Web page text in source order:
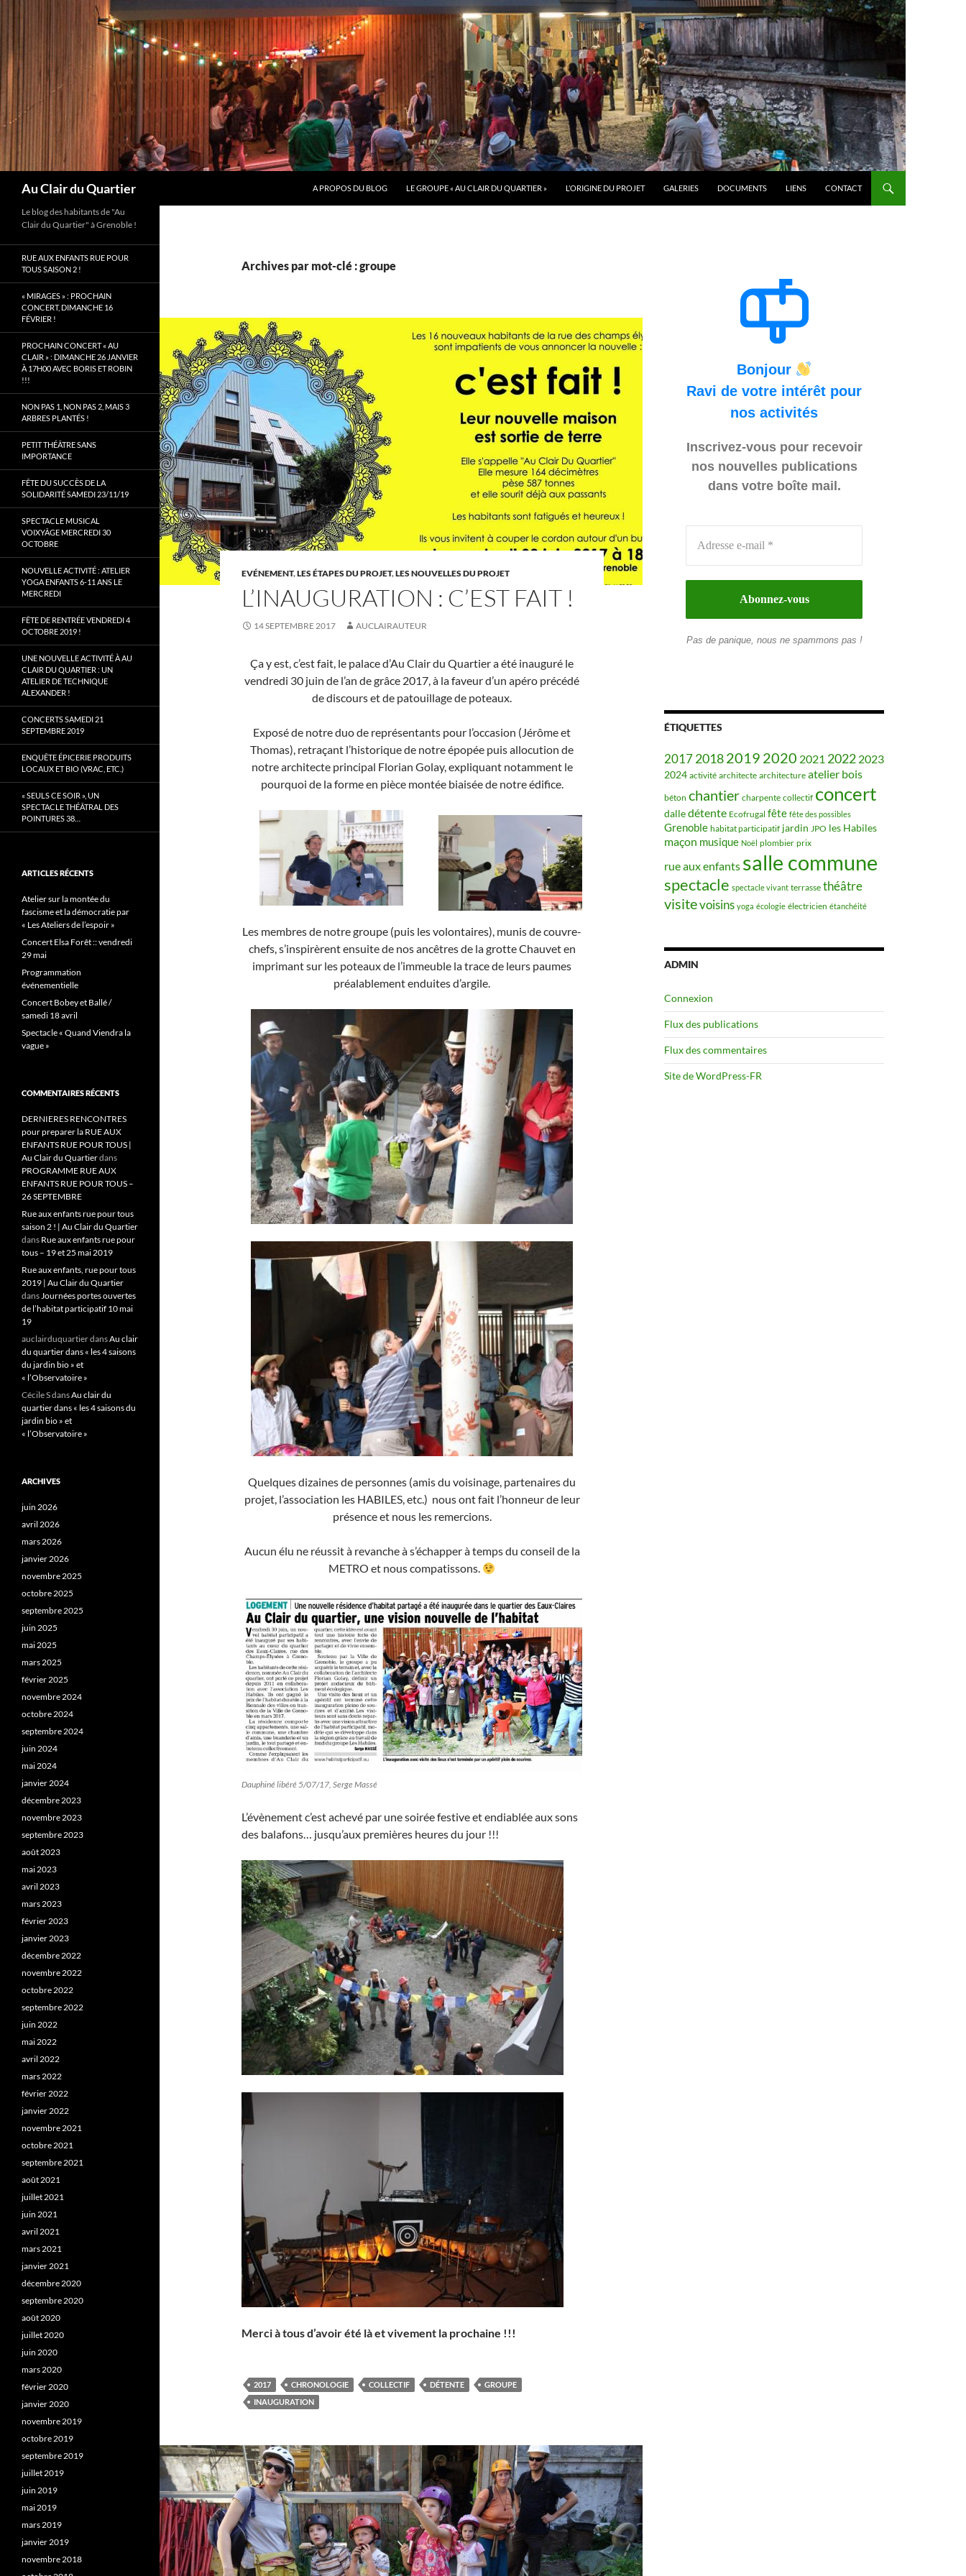
Au Clair du Quartier A PROPOS DU BLOG LE GROUPE « AU CLAIR DU QUARTIER » L’ORIGINE DU PROJET GALERIES DOCUMENTS LIENS CONTACT
Archives par mot-clé : groupe
EVÉNEMENT,LES ÉTAPES DU PROJET,LES NOUVELLES DU PROJET
L’INAUGURATION : C’EST FAIT !
14 SEPTEMBRE 2017 AUCLAIRAUTEUR
Ça y est, c’est fait, le palace d’Au Clair du Quartier a été inauguré le
vendredi 30 juin de l’an de grâce 2017, à la faveur d’un apéro précédé
de discours et de patouillage de poteaux.
Exposé de notre duo de représentants pour l’occasion (Jérôme et
Thomas), retraçant l’historique de notre épopée puis allocution de
notre architecte principal Florian Golay, expliquant notamment le
pourquoi de la forme en pièce montée biaisée de notre édifice.
Les membres de notre groupe (puis les volontaires), munis de couvre-
chefs, s’inspirèrent ensuite de nos ancêtres de la grotte Chauvet en
imprimant sur les poteaux de l’immeuble la trace de leurs paumes
préalablement enduites d’argile.
Quelques dizaines de personnes (amis du voisinage, partenaires du
projet, l’association les HABILES, etc.) nous ont fait l’honneur de leur
présence et nous les remercions.
Aucun élu ne réussit à revanche à s’échapper à temps du conseil de la
METRO et nous compatissons.
Dauphiné libéré 5/07/17, Serge Massé
L’évènement c’est achevé par une soirée festive et endiablée aux sons
des balafons… jusqu’aux premières heures du jour !!!
Merci à tous d’avoir été là et vivement la prochaine !!!
2017 CHRONOLOGIE COLLECTIF DÉTENTE
GROUPE
INAUGURATION
Bonjour
Ravi de votre intérêt pour
nos activités
Inscrivez-vous pour recevoir
nos nouvelles publications
dans votre boîte mail.
Pas de panique, nous ne spammons pas !
ÉTIQUETTES
201720182019 2020 2021 2022 2023
2024 activité architecte architecture atelier bois
béton chantier charpente collectif concert
dalledétente Ecofrugal fête fête des possibles
Grenoble habitat participatif jardin JPO les Habiles
maçon musique Noël plombier prix
rue aux enfants salle commune
spectacle spectacle vivant terrasse théâtre
visitevoisins yoga écologie électricien étanchéité
ADMIN
Connexion
Flux des publications
Flux des commentaires
Site de WordPress-FR
Le blog des habitants de "Au
Clair du Quartier" à Grenoble !
RUE AUX ENFANTS RUE POUR
TOUS SAISON 2 !
« MIRAGES » : PROCHAIN
CONCERT, DIMANCHE 16
FÉVRIER !
PROCHAIN CONCERT « AU
CLAIR » : DIMANCHE 26 JANVIER
À 17H00 AVEC BORIS ET ROBIN
!!!
NON PAS 1, NON PAS 2, MAIS 3
ARBRES PLANTÉS !
PETIT THÉÂTRE SANS
IMPORTANCE
FÊTE DU SUCCÈS DE LA
SOLIDARITÉ SAMEDI 23/11/19
SPECTACLE MUSICAL
VOIXYÂGE MERCREDI 30
OCTOBRE
NOUVELLE ACTIVITÉ : ATELIER
YOGA ENFANTS 6-11 ANS LE
MERCREDI
FÊTE DE RENTRÉE VENDREDI 4
OCTOBRE 2019 !
UNE NOUVELLE ACTIVITÉ À AU
CLAIR DU QUARTIER : UN
ATELIER DE TECHNIQUE
ALEXANDER !
CONCERTS SAMEDI 21
SEPTEMBRE 2019
ENQUÊTE ÉPICERIE PRODUITS
LOCAUX ET BIO (VRAC, ETC.)
« SEULS CE SOIR », UN
SPECTACLE THÉÂTRAL DES
POINTURES 38…
ARTICLES RÉCENTS
Atelier sur la montée du
fascisme et la démocratie par
« Les Ateliers de l’espoir »
Concert Elsa Forêt :: vendredi
29 mai
Programmation
événementielle
Concert Bobey et Ballé /
samedi 18 avril
Spectacle « Quand Viendra la
vague »
COMMENTAIRES RÉCENTS
DERNIERES RENCONTRES
pour preparer la RUE AUX
ENFANTS RUE POUR TOUS |
Au Clair du Quartierdans
PROGRAMME RUE AUX
ENFANTS RUE POUR TOUS –
26 SEPTEMBRE
Rue aux enfants rue pour tous
saison 2 ! | Au Clair du Quartier
dans Rue aux enfants rue pour
tous – 19 et 25 mai 2019
Rue aux enfants, rue pour tous
2019 | Au Clair du Quartier
dansJournées portes ouvertes
de l’habitat participatif 10 mai
19
auclairduquartierdansAu clair
du quartier dans « les 4 saisons
du jardin bio » et
« l’Observatoire »
Cécile SdansAu clair du
quartier dans « les 4 saisons du
jardin bio » et
« l’Observatoire »
ARCHIVES
juin 2026
avril 2026
mars 2026
janvier 2026
novembre 2025
octobre 2025
septembre 2025
juin 2025
mai 2025
mars 2025
février 2025
novembre 2024
octobre 2024
septembre 2024
juin 2024
mai 2024
janvier 2024
décembre 2023
novembre 2023
septembre 2023
août 2023
mai 2023
avril 2023
mars 2023
février 2023
janvier 2023
décembre 2022
novembre 2022
octobre 2022
septembre 2022
juin 2022
mai 2022
avril 2022
mars 2022
février 2022
janvier 2022
novembre 2021
octobre 2021
septembre 2021
août 2021
juillet 2021
juin 2021
avril 2021
mars 2021
janvier 2021
décembre 2020
septembre 2020
août 2020
juillet 2020
juin 2020
mars 2020
février 2020
janvier 2020
novembre 2019
octobre 2019
septembre 2019
juillet 2019
juin 2019
mai 2019
mars 2019
janvier 2019
novembre 2018